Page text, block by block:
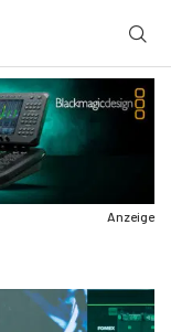
Anzeige